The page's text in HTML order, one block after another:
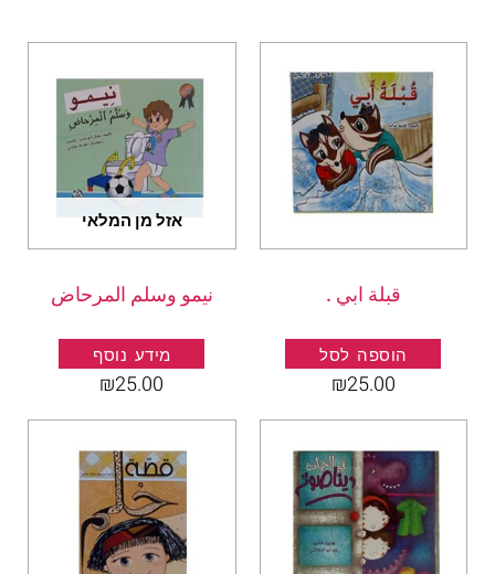
قبلة ابي .
הוספה לסל
₪25.00
אזל מן המלאי
نيمو وسلم المرحاض
מידע נוסף
₪25.00